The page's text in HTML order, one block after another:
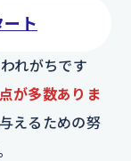
ート
れがちです
が多数ありま
えるための努